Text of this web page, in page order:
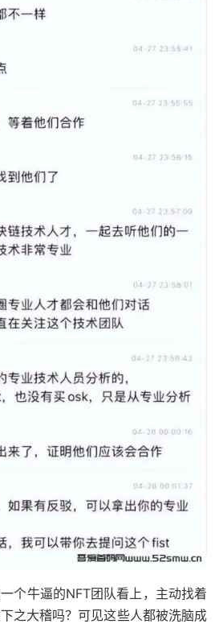
个牛逼的NFT团队看上，主动找着
之大稽吗？可见这些人都被洗脑成